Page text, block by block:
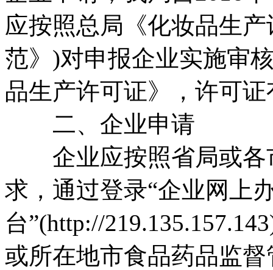
应按照总局《化妆品生
范》)对申报企业实施审
品生产许可证》，许可
二、企业申请
企业应按照省局或各
求，通过登录“企业网上
台”(http://
或所在地市食品药品监